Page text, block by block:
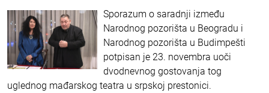
Sporazum o saradnji između
Narodnog pozorišta u Beogradu i
Narodnog pozorišta u Budimpešti
potpisan je 23. novembra uoči
dvodnevnog gostovanja tog
uglednog mađarskog teatra u srpskoj prestonici.